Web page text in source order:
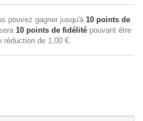
pouvez gagner jusqu'à 10 points de
10 points de fidélité pouvant être
réduction de 1,00 €.